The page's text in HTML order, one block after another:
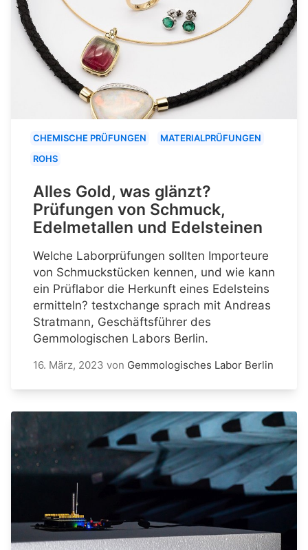
CHEMISCHE PRÜFUNGEN
MATERIALPRÜFUNGEN
ROHS
Alles Gold, was glänzt?
Prüfungen von Schmuck,
Edelmetallen und Edelsteinen
Welche Laborprüfungen sollten Importeure
von Schmuckstücken kennen, und wie kann
ein Prüflabor die Herkunft eines Edelsteins
ermitteln? testxchange sprach mit Andreas
Stratmann, Geschäftsführer des
Gemmologischen Labors Berlin.
16. März, 2023 von Gemmologisches Labor Berlin